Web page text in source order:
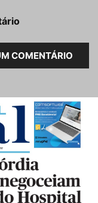
COMENTÁRIO